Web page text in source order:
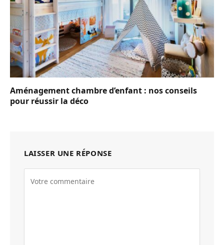
Aménagement chambre d’enfant : nos conseils
pour réussir la déco
LAISSER UNE RÉPONSE